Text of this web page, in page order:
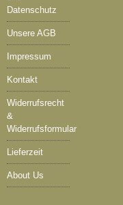
Datenschutz
Unsere AGB
Impressum
Kontakt
Widerrufsrecht
&
Widerrufsformular
Lieferzeit
About Us